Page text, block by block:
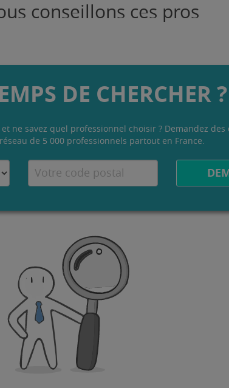
conseillons ces pros
DE CHERCHER ?
ne savez quel professionnel choisir ? Demandez des
de 5 000 professionnels partout en France.